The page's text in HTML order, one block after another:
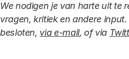
We nodigen je van harte uit te
vragen, kritiek en andere
besloten, via e-mail, of via